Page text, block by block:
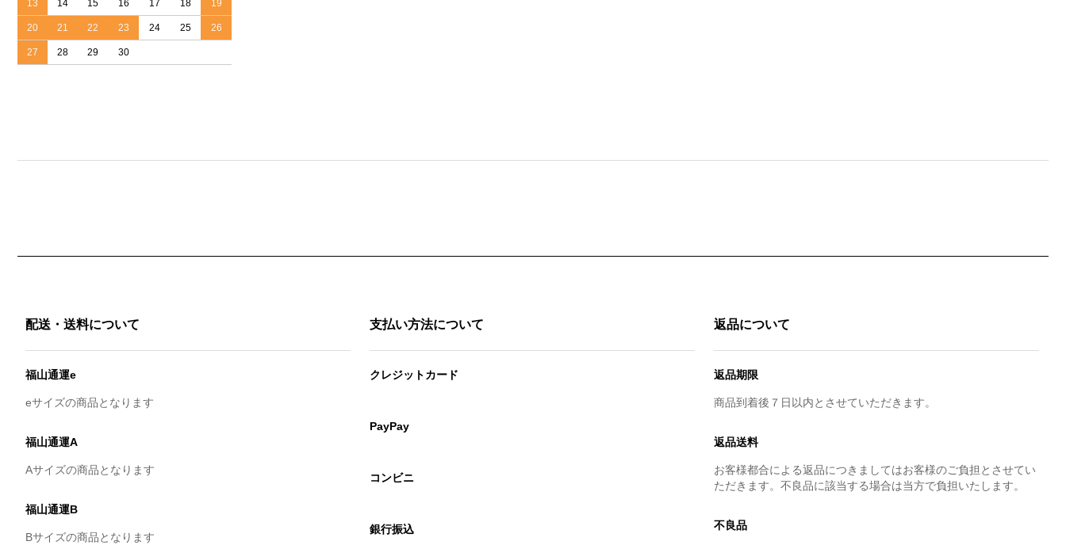
13 14 15 16 17 18 19
20 21 22 23 24 25 26
27 28 29 30
配送・送料について
福山通運e
eサイズの商品となります
福山通運A
Aサイズの商品となります
福山通運B
Bサイズの商品となります
支払い方法について
クレジットカード
PayPay
コンビニ
銀行振込
返品について
返品期限
商品到着後７日以内とさせていただきます。
返品送料
お客様都合による返品につきましてはお客様のご負担とさせてい
ただきます。不良品に該当する場合は当方で負担いたします。
不良品